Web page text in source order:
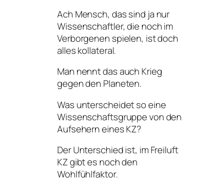
Ach Mensch, das sind ja nur
Wissenschaftler, die noch im
Verborgenen spielen, ist doch
alles kollateral.
Man nennt das auch Krieg
gegen den Planeten.
Was unterscheidet so eine
Wissenschaftsgruppe von den
Aufsehern eines KZ?
Der Unterschied ist, im Freiluft
KZ gibt es noch den
Wohlfühlfaktor.